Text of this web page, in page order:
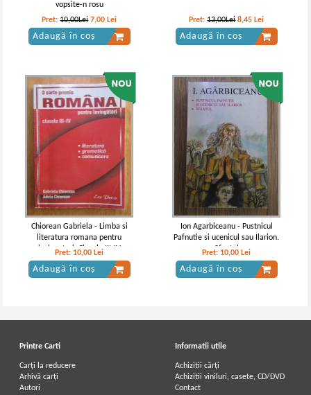
-60%
George Topirceanu - Balade vesele si
IN STOC
Pret:10,00Lei4,00
Adaugă în coș
George Topirceanu - Balade vesele si
triste
IN STOC
Pret:
10,00 Lei
Adaugă în coș
-35%
George Topirceanu - Balade vesele si George Topirceanu - Balade vesele si
vopsite-n rosu
Pret:10,00Lei 7,00 Lei
Adaugă în coș
Pret:13,00Lei 8,45 Lei
Adaugă în coș
Chiorean Gabriela - Limba si
literatura romana pentru
invingatori. Clasele III-IV
Pret: 10,00 Lei
Adaugă în coș
Ion Agarbiceanu - Pustnicul
Pafnutie si ucenicul sau Ilarion.
Sfantul
Pret: 10,00 Lei
Adaugă în coș
Printre Carti
Carți la reducere
Arhivă carți
Autori
Informatii utile
Achizitii cărți
Achizitii viniluri, casete, CD/DVD
Contact